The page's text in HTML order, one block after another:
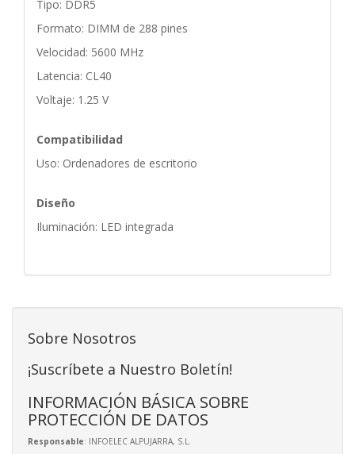
Tipo: DDR5
Formato: DIMM de 288 pines
Velocidad: 5600 MHz
Latencia: CL40
Voltaje: 1.25 V
Compatibilidad
Uso: Ordenadores de escritorio
Diseño
Iluminación: LED integrada
Sobre Nosotros
¡Suscríbete a Nuestro Boletín!
INFORMACIÓN BÁSICA SOBRE
PROTECCIÓN DE DATOS
Responsable: INFOELEC ALPUJARRA, S.L.